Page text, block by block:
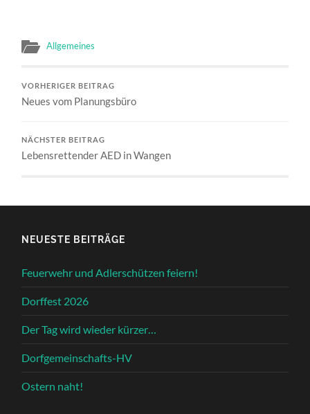
Allgemeines
VORHERIGER BEITRAG
Neues vom Planungsbüro
NÄCHSTER BEITRAG
Lebensrettender AED in Wangen
NEUESTE BEITRÄGE
Feuerwehr und Adlerschützen feiern!
Dorffest 2026
Der Tag wird wieder kürzer…
Dorfgemeinschafts-HV
Ostern naht!